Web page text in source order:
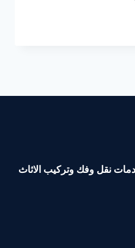
نقل وفك وتركيب الاثاث